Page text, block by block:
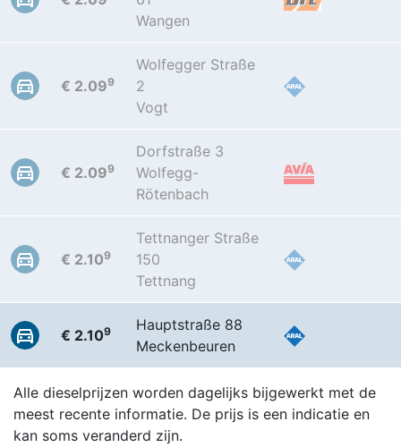
Wangen
€ 2.099
Wolfegger Straße
2
Vogt
€ 2.099
Dorfstraße 3
Wolfegg-
Rötenbach
€ 2.109
Tettnanger Straße
150
Tettnang
€ 2.109
Hauptstraße 88
Meckenbeuren
Alle dieselprijzen worden dagelijks bijgewerkt met de
meest recente informatie. De prijs is een indicatie en
kan soms veranderd zijn.